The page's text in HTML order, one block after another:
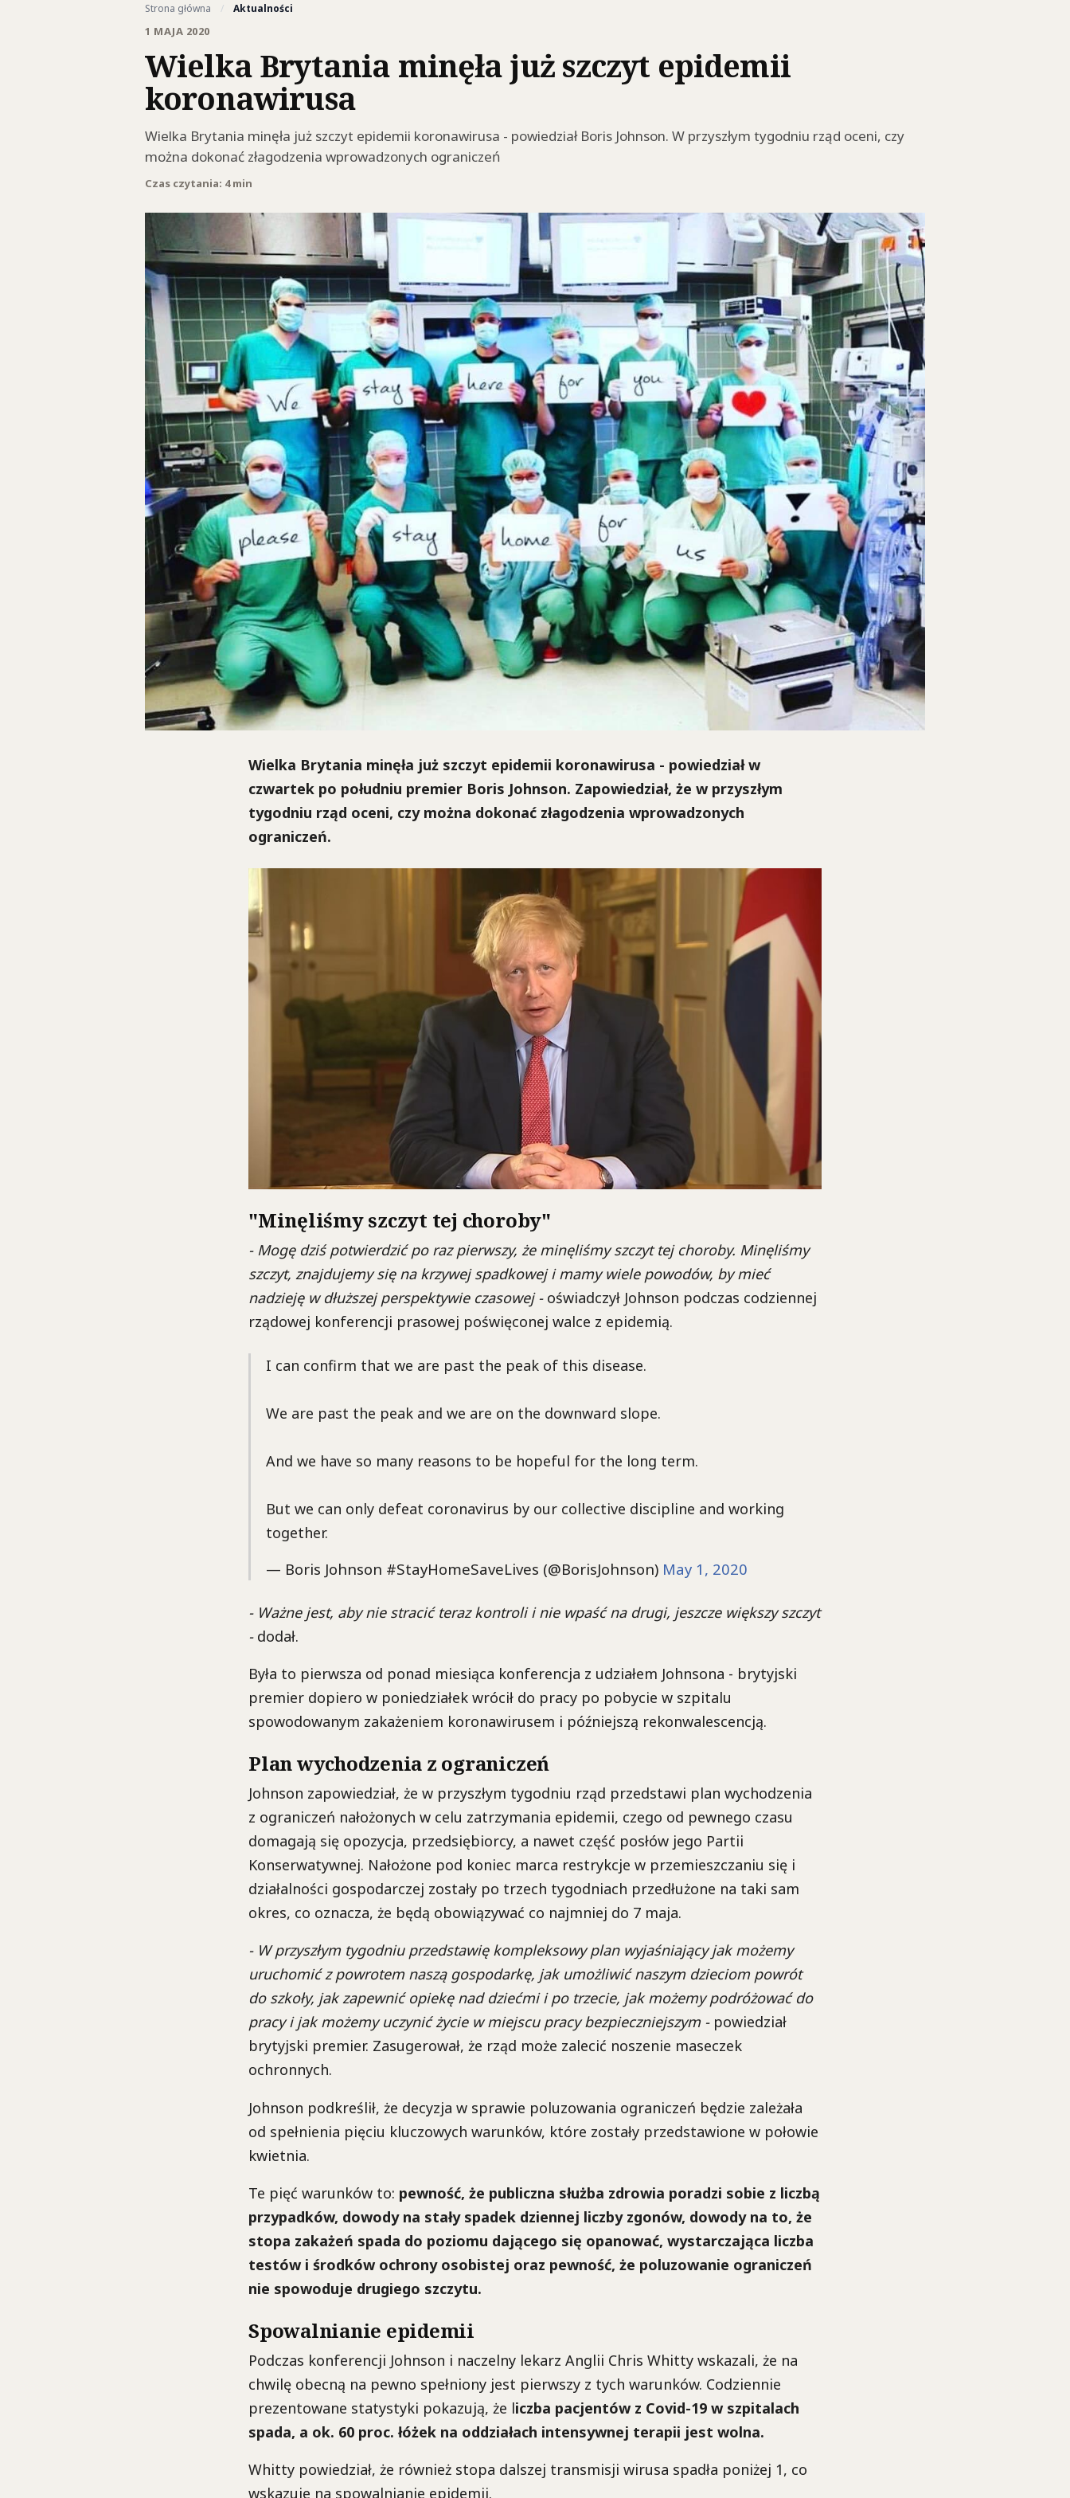
Strona główna / Aktualności
1 MAJA 2020
Wielka Brytania minęła już szczyt epidemii
koronawirusa
Wielka Brytania minęła już szczyt epidemii koronawirusa - powiedział Boris Johnson. W przyszłym tygodniu rząd oceni, czy
można dokonać złagodzenia wprowadzonych ograniczeń
Czas czytania: 4 min
Wielka Brytania minęła już szczyt epidemii koronawirusa - powiedział w
czwartek po południu premier Boris Johnson. Zapowiedział, że w przyszłym
tygodniu rząd oceni, czy można dokonać złagodzenia wprowadzonych
ograniczeń.
"Minęliśmy szczyt tej choroby"
- Mogę dziś potwierdzić po raz pierwszy, że minęliśmy szczyt tej choroby. Minęliśmy
szczyt, znajdujemy się na krzywej spadkowej i mamy wiele powodów, by mieć
nadzieję w dłuższej perspektywie czasowej - oświadczył Johnson podczas codziennej
rządowej konferencji prasowej poświęconej walce z epidemią.
I can confirm that we are past the peak of this disease.
We are past the peak and we are on the downward slope.
And we have so many reasons to be hopeful for the long term.
But we can only defeat coronavirus by our collective discipline and working
together.
— Boris Johnson #StayHomeSaveLives (@BorisJohnson) May 1, 2020
- Ważne jest, aby nie stracić teraz kontroli i nie wpaść na drugi, jeszcze większy szczyt
- dodał.
Była to pierwsza od ponad miesiąca konferencja z udziałem Johnsona - brytyjski
premier dopiero w poniedziałek wrócił do pracy po pobycie w szpitalu
spowodowanym zakażeniem koronawirusem i późniejszą rekonwalescencją.
Plan wychodzenia z ograniczeń
Johnson zapowiedział, że w przyszłym tygodniu rząd przedstawi plan wychodzenia
z ograniczeń nałożonych w celu zatrzymania epidemii, czego od pewnego czasu
domagają się opozycja, przedsiębiorcy, a nawet część posłów jego Partii
Konserwatywnej. Nałożone pod koniec marca restrykcje w przemieszczaniu się i
działalności gospodarczej zostały po trzech tygodniach przedłużone na taki sam
okres, co oznacza, że będą obowiązywać co najmniej do 7 maja.
- W przyszłym tygodniu przedstawię kompleksowy plan wyjaśniający jak możemy
uruchomić z powrotem naszą gospodarkę, jak umożliwić naszym dzieciom powrót
do szkoły, jak zapewnić opiekę nad dziećmi i po trzecie, jak możemy podróżować do
pracy i jak możemy uczynić życie w miejscu pracy bezpieczniejszym -powiedział
brytyjski premier. Zasugerował, że rząd może zalecić noszenie maseczek
ochronnych.
Johnson podkreślił, że decyzja w sprawie poluzowania ograniczeń będzie zależała
od spełnienia pięciu kluczowych warunków, które zostały przedstawione w połowie
kwietnia.
Te pięć warunków to: pewność, że publiczna służba zdrowia poradzi sobie z liczbą
przypadków, dowody na stały spadek dziennej liczby zgonów, dowody na to, że
stopa zakażeń spada do poziomu dającego się opanować, wystarczająca liczba
testów i środków ochrony osobistej oraz pewność, że poluzowanie ograniczeń
nie spowoduje drugiego szczytu.
Spowalnianie epidemii
Podczas konferencji Johnson i naczelny lekarz Anglii Chris Whitty wskazali, że na
chwilę obecną na pewno spełniony jest pierwszy z tych warunków. Codziennie
prezentowane statystyki pokazują, że liczba pacjentów z Covid-19 w szpitalach
spada, a ok. 60 proc. łóżek na oddziałach intensywnej terapii jest wolna.
Whitty powiedział, że również stopa dalszej transmisji wirusa spadła poniżej 1, co
wskazuje na spowalnianie epidemii.